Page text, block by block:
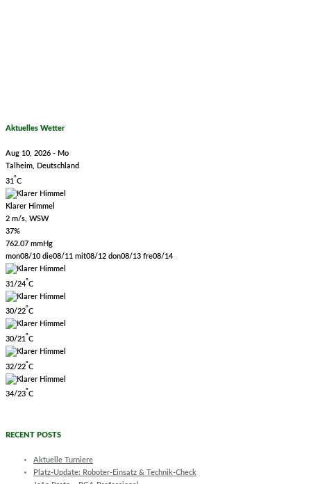
Aktuelles Wetter
Aug 10, 2026 - Mo
Talheim, Deutschland
31 °C
Klarer Himmel
2 m/s, WSW
37%
762.07 mmHg
mon08/10 die08/11 mit08/12 don08/13 fre08/14
31/24°C
30/22°C
30/21 °C
32/22°C
34/23°C
RECENT POSTS
Aktuelle Turniere
Platz-Update: Roboter-Einsatz & Technik-Check